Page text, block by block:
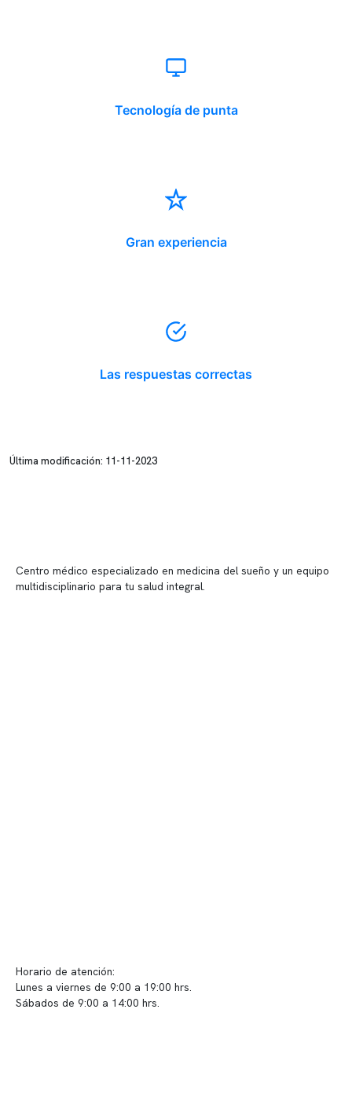
Tecnología de punta
Gran experiencia
Las respuestas correctas
Última modificación: 11-11-2023
Centro médico especializado en medicina del sueño y un equipo
multidisciplinario para tu salud integral.
Horario de atención:
Lunes a viernes de 9:00 a 19:00 hrs.
Sábados de 9:00 a 14:00 hrs.